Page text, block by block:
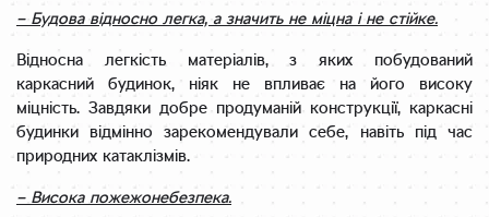
– Будова відносно легка, а значить не міцна і не стійке.
Відносна легкість матеріалів, з яких побудований
каркасний будинок, ніяк не впливає на його високу
міцність. Завдяки добре продуманій конструкції, каркасні
будинки відмінно зарекомендували себе, навіть під час
природних катаклізмів.
– Висока пожежонебезпека.